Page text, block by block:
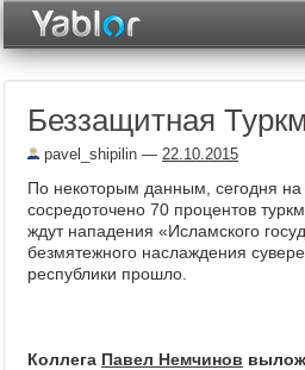
Неделя
Рейтинги
Архив
Видеотоп
Беззащитная
pavel_shipilin — 22.10.2015
По некоторым данным, сегодня
сосредоточено 70 процентов
ждут нападения «Исламского
безмятежного наслаждения
республики прошло.
Коллега Павел Немчинов